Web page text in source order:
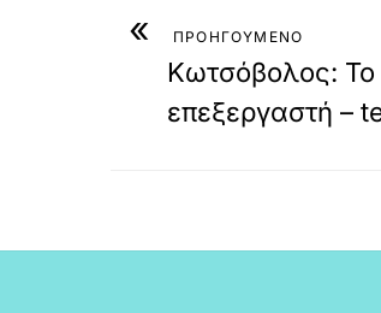
« ΠΡΟΗΓΟΥΜΕΝΟ
Κωτσόβολος: Το
επεξεργαστή –